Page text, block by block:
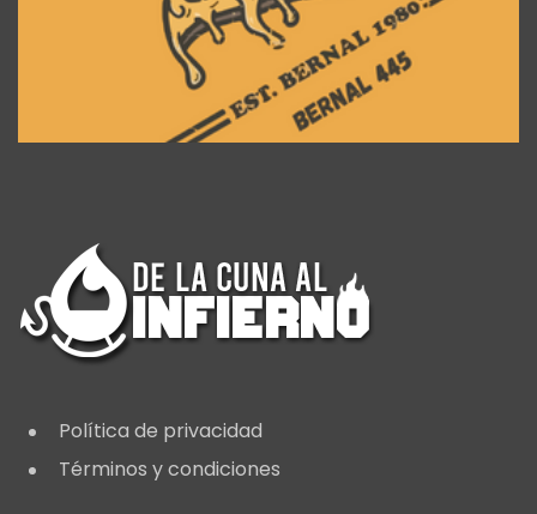
Política de privacidad
Términos y condiciones